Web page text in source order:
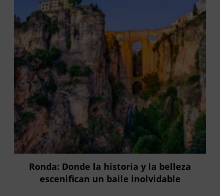
Ronda: Donde la historia y la belleza
escenifican un baile inolvidable